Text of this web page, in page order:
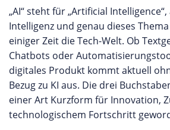
„AI“ steht für „Artificial
Intelligenz und genau dieses
einiger Zeit die Tech-Welt. Ob
Chatbots oder
digitales Produkt kommt aktuell
Bezug zu KI aus. Die drei
einer Art Kurzform für Innovation,
technologischem Fortschritt